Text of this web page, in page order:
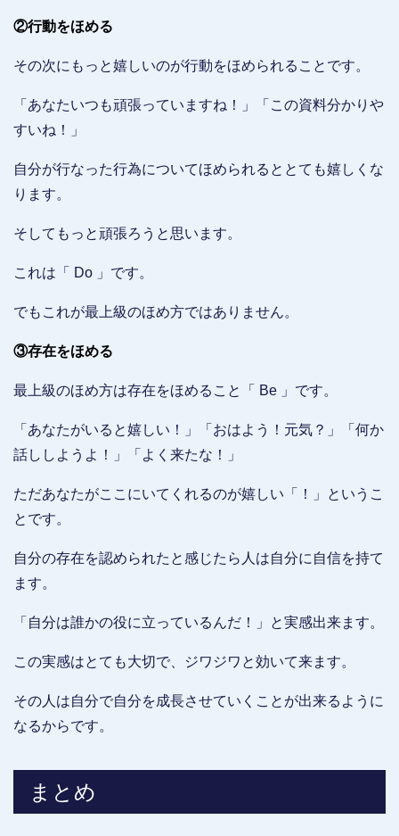
②行動をほめる
その次にもっと嬉しいのが行動をほめられることです。
「あなたいつも頑張っていますね！」「この資料分かりや
すいね！」
自分が行なった行為についてほめられるととても嬉しくな
ります。
そしてもっと頑張ろうと思います。
これは「 Do 」です。
でもこれが最上級のほめ方ではありません。
③存在をほめる
最上級のほめ方は存在をほめること「 Be 」です。
「あなたがいると嬉しい！」「おはよう！元気？」「何か
話ししようよ！」「よく来たな！」
ただあなたがここにいてくれるのが嬉しい「！」というこ
とです。
自分の存在を認められたと感じたら人は自分に自信を持て
ます。
「自分は誰かの役に立っているんだ！」と実感出来ます。
この実感はとても大切で、ジワジワと効いて来ます。
その人は自分で自分を成長させていくことが出来るように
なるからです。
まとめ